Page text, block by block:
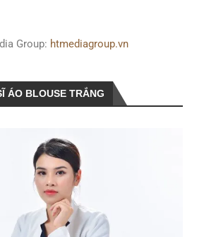
Group: htmediagroup.vn
ÁO BLOUSE TRẮNG